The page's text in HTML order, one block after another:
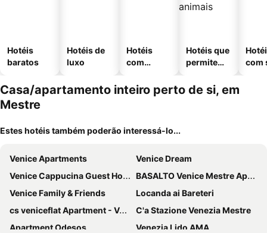
Hotéis
baratos
Hotéis de
luxo
Hotéis
com
Hotéis que
permitem
com
Casa/apartamento inteiro perto de si, em
Mestre
Estes hotéis também poderão interessá-lo...
Venice Apartments
Venice Dream
Venice Cappucina Guest House
BASALTO Venice Mestre Apartments
Venice Family & Friends
Locanda ai Bareteri
cs veniceflat Apartment - Venice - Apt Vce - 15' from Venice
C'a Stazione Venezia Mestre
Apartment Odesos
Venezia Lido AMA